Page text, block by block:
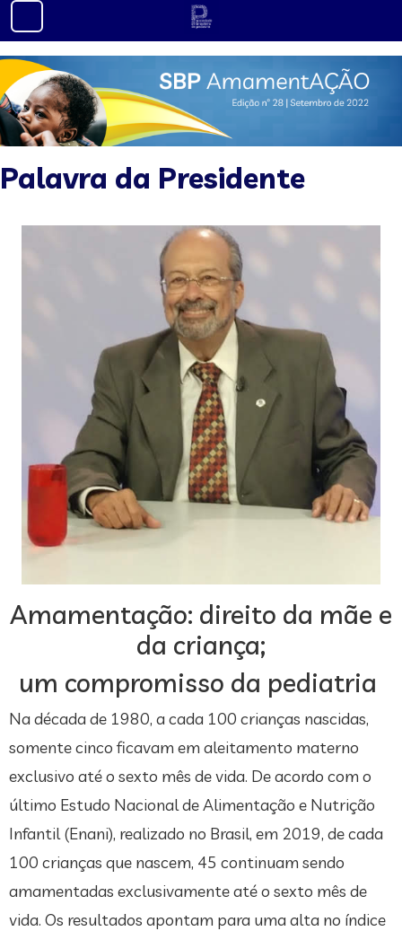
Palavra da Presidente
Amamentação: direito da mãe e
da criança;
um compromisso da pediatria
Na década de 1980, a cada 100 crianças nascidas,
somente cinco ficavam em aleitamento materno
exclusivo até o sexto mês de vida. De acordo com o
último Estudo Nacional de Alimentação e Nutrição
Infantil (Enani), realizado no Brasil, em 2019, de cada
100 crianças que nascem, 45 continuam sendo
amamentadas exclusivamente até o sexto mês de
vida. Os resultados apontam para uma alta no índice